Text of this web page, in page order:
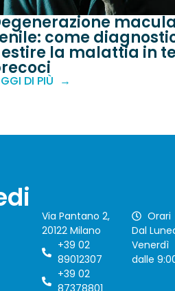
come
la malattia in
DI PIÙ
Via Pantano 2,
20122 Milano
+39 02
89012307
+39 02
87378801
Orari
Dal
Venerdì
dalle